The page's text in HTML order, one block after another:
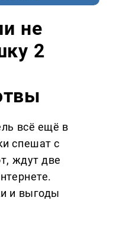
не
2
всё ещё в
спешат с
ждут две
и выгоды